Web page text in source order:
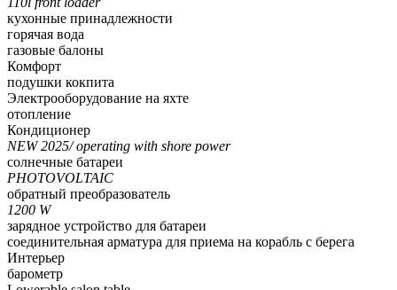
кухонные принадлежности
горячая вода
газовые балоны
Комфорт
подушки кокпита
Электрооборудование на яхте
отопление
Кондиционер
NEW 2025/ operating with shore power
солнечные батареи
PHOTOVOLTAIC
обратный преобразователь
1200 W
зарядное устройство для батареи
соединительная арматура для приема на корабль с берега
Интерьер
барометр